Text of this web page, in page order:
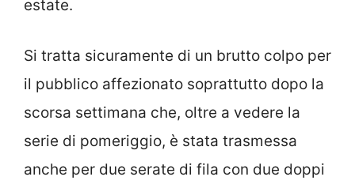
estate.
Si tratta sicuramente di un brutto colpo per
il pubblico affezionato soprattutto dopo la
scorsa settimana che, oltre a vedere la
serie di pomeriggio, è stata trasmessa
anche per due serate di fila con due doppi